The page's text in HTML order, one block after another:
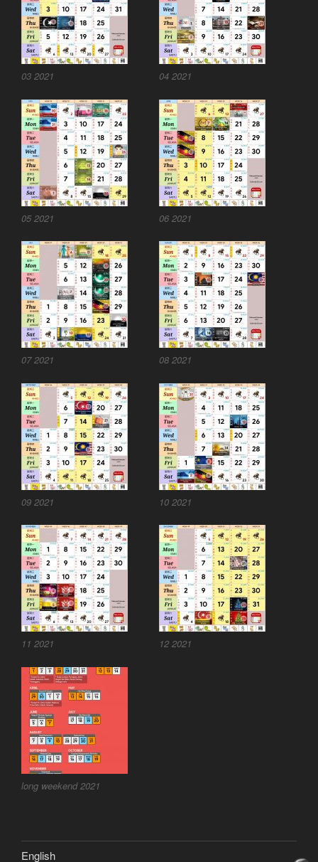
03 2021 04 2021
05 2021 06 2021
07 2021 08 2021
09 2021 10 2021
11 2021 12 2021
long weekend 2021
English